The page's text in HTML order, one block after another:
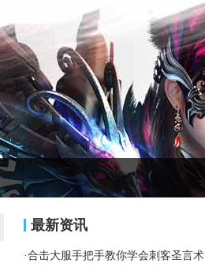
最新资讯
·合击大服手把手教你学会刺客圣言术